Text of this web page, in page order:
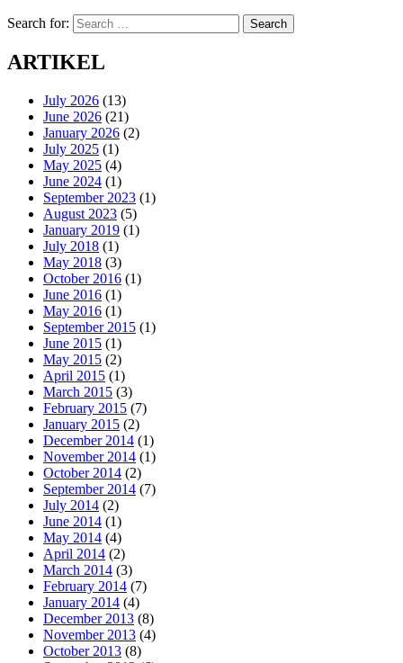
Search for: Search
ARTIKEL
July 2026 (13)
June 2026 (21)
January 2026 (2)
July 2025 (1)
May 2025 (4)
June 2024 (1)
September 2023 (1)
August 2023 (5)
January 2019 (1)
July 2018 (1)
May 2018 (3)
October 2016 (1)
June 2016 (1)
May 2016 (1)
September 2015 (1)
June 2015 (1)
May 2015 (2)
April 2015 (1)
March 2015 (3)
February 2015 (7)
January 2015 (2)
December 2014 (1)
November 2014 (1)
October 2014 (2)
September 2014 (7)
July 2014 (2)
June 2014 (1)
May 2014 (4)
April 2014 (2)
March 2014 (3)
February 2014 (7)
January 2014 (4)
December 2013 (8)
November 2013 (4)
October 2013 (8)